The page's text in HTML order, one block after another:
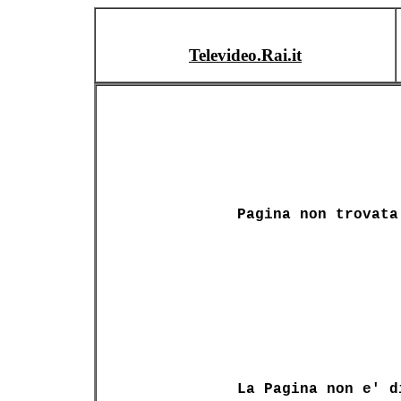
Televideo.Rai.it
Pagina non trovata
La Pagina non e'